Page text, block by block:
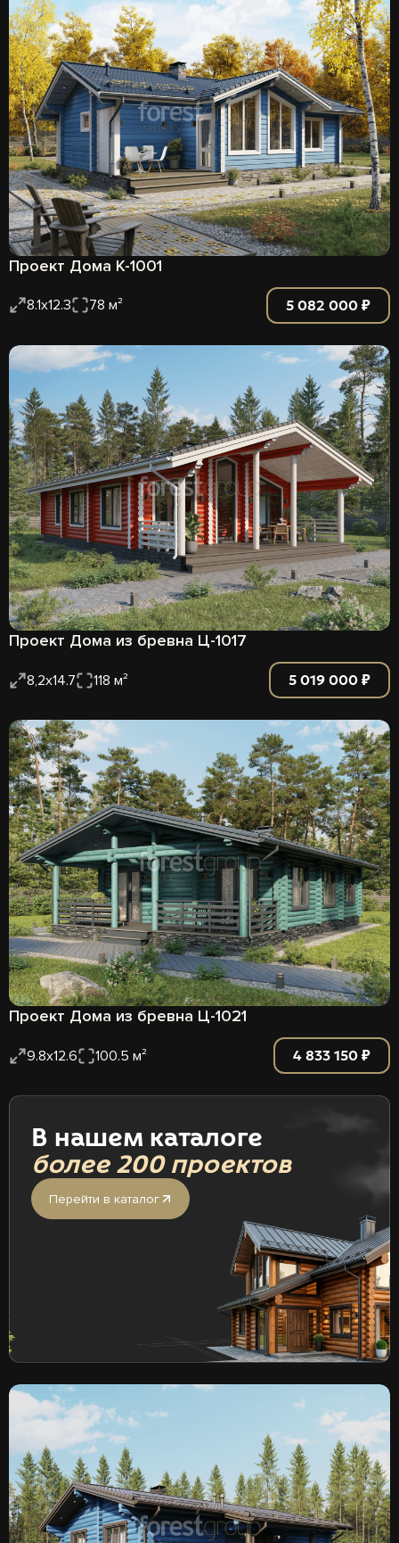
Проект Дома К-1001
8.1х12.3 78 м² 5 082 000 ₽
Проект Дома из бревна Ц-1017
8,2х14.7 118 м² 5 019 000 ₽
Проект Дома из бревна Ц-1021
9.8x12.6 100.5 м² 4 833 150 ₽
В нашем каталоге
более 200 проектов
Перейти в каталог